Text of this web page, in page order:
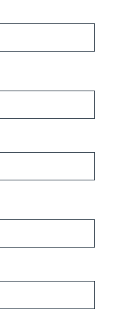
ist nicht
Boden ist